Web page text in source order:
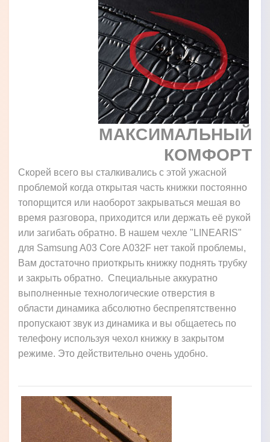
МАКСИМАЛЬНЫЙ
КОМФОРТ
Скорей всего вы сталкивались с этой ужасной
проблемой когда открытая часть книжки постоянно
топорщится или наоборот закрываться мешая во
время разговора, приходится или держать её рукой
или загибать обратно. В нашем чехле "LINEARIS"
для Samsung A03 Core A032F нет такой проблемы,
Вам достаточно приоткрыть книжку поднять трубку
и закрыть обратно. Специальные аккуратно
выполненные технологические отверстия в
области динамика абсолютно беспрепятственно
пропускают звук из динамика и вы общаетесь по
телефону используя чехол книжку в закрытом
режиме. Это действительно очень удобно.